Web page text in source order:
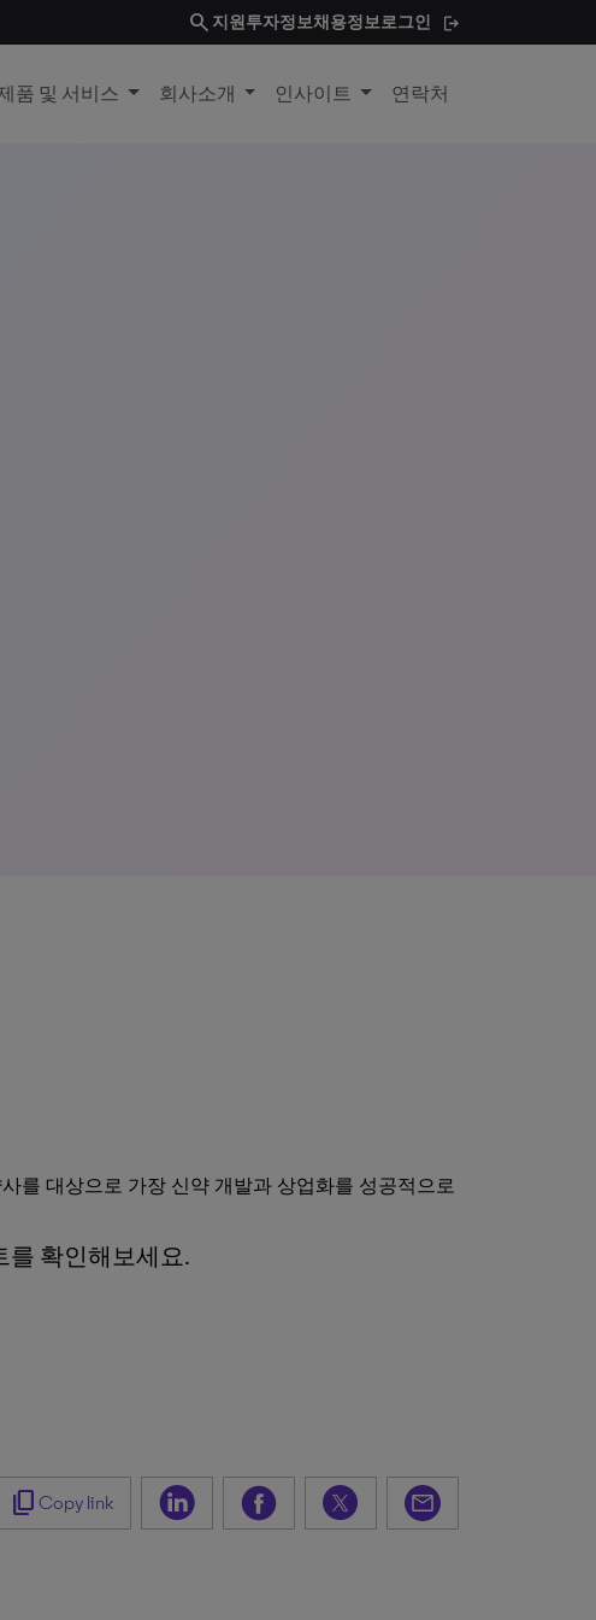
search 지원투자정보채용정보로그인
품 및 서비스 회사소개 인사이트 연락처
를 대상으로 가장 신약 개발과 상업화를 성공적으로
를 확인해보세요.
content_copy Copy link